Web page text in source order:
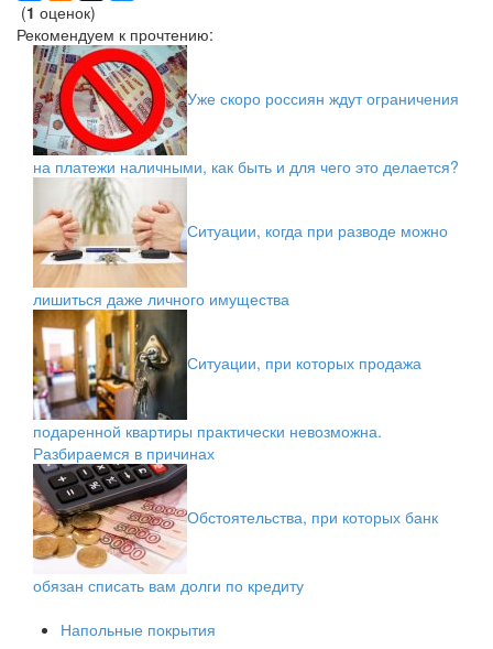
(1 оценок)
Рекомендуем к прочтению:
Уже скоро россиян ждут ограничения
на платежи наличными, как быть и для чего это делается?
Ситуации, когда при разводе можно
лишиться даже личного имущества
Ситуации, при которых продажа
подаренной квартиры практически невозможна.
Разбираемся в причинах
Обстоятельства, при которых банк
обязан списать вам долги по кредиту
Напольные покрытия